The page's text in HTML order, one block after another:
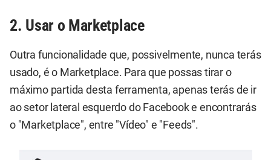
2. Usar o Marketplace
Outra funcionalidade que, possivelmente, nunca terás
usado, é o Marketplace. Para que possas tirar o
máximo partida desta ferramenta, apenas terás de ir
ao setor lateral esquerdo do Facebook e encontrarás
o "Marketplace", entre "Vídeo" e "Feeds".